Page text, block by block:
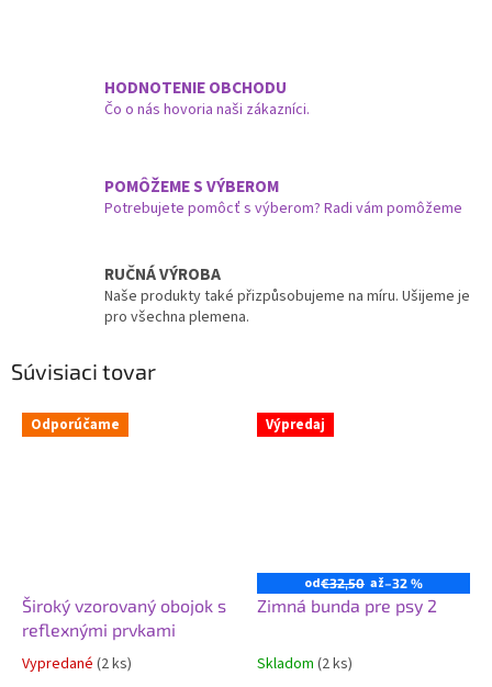
HODNOTENIE OBCHODU
Čo o nás hovoria naši zákazníci.
POMÔŽEME S VÝBEROM
Potrebujete pomôcť s výberom? Radi vám pomôžeme
RUČNÁ VÝROBA
Naše produkty také přizpůsobujeme na míru. Ušijeme je
pro všechna plemena.
Súvisiaci tovar
Odporúčame
Široký vzorovaný obojok s
reflexnými prvkami
Priemerné
Vypredané (2 ks)
Výpredaj
od€32,50 až–32 %
Zimná bunda pre psy 2
Priemerné
Skladom (2 ks)